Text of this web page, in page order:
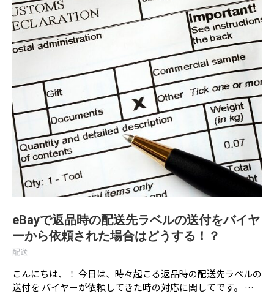
eBayで返品時の配送先ラベルの送付をバイヤ
ーから依頼された場合はどうする！？
配送
こんにちは、！ 今日は、時々起こる返品時の配送先ラベルの
送付を バイヤーが依頼してきた時の対応に関してです。 …